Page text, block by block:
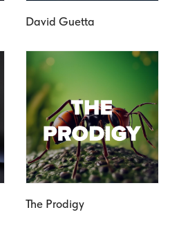
David Guetta
The Prodigy